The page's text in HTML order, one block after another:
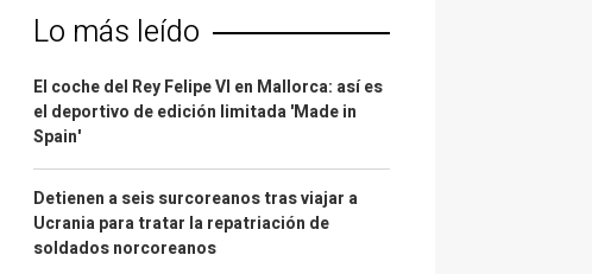
Lo más leído
El coche del Rey Felipe VI en Mallorca: así es
el deportivo de edición limitada 'Made in
Spain'
Detienen a seis surcoreanos tras viajar a
Ucrania para tratar la repatriación de
soldados norcoreanos